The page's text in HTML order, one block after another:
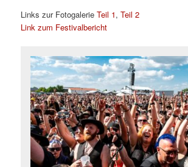
Links zur FotogalerieTeil 1,Teil 2
Link zum Festivalbericht